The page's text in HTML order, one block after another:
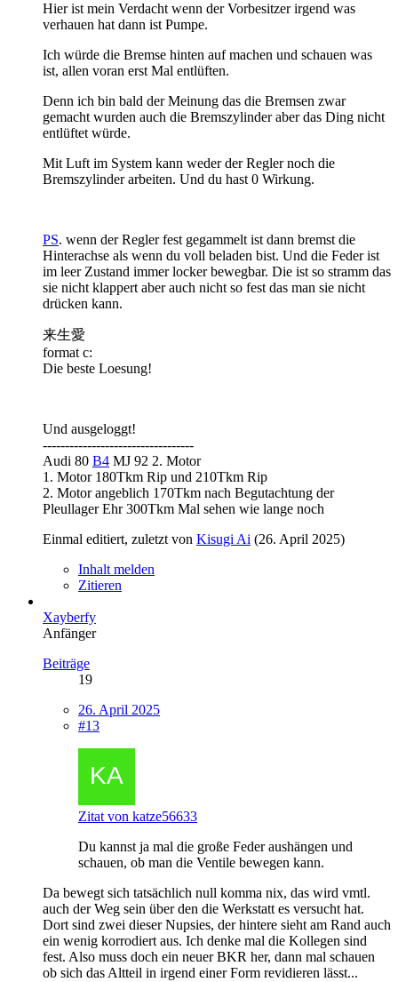
Hier ist mein Verdacht wenn der Vorbesitzer irgend was
verhauen hat dann ist Pumpe.
Ich würde die Bremse hinten auf machen und schauen was
ist, allen voran erst Mal entlüften.
Denn ich bin bald der Meinung das die Bremsen zwar
gemacht wurden auch die Bremszylinder aber das Ding nicht
entlüftet würde.
Mit Luft im System kann weder der Regler noch die
Bremszylinder arbeiten. Und du hast 0 Wirkung.
PS. wenn der Regler fest gegammelt ist dann bremst die
Hinterachse als wenn du voll beladen bist. Und die Feder ist
im leer Zustand immer locker bewegbar. Die ist so stramm das
sie nicht klappert aber auch nicht so fest das man sie nicht
drücken kann.
来生愛
format c:
Die beste Loesung!
Und ausgeloggt!
----------------------------------
Audi 80 B4 MJ 92 2. Motor
1. Motor 180Tkm Rip und 210Tkm Rip
2. Motor angeblich 170Tkm nach Begutachtung der
Pleullager Ehr 300Tkm Mal sehen wie lange noch
Einmal editiert, zuletzt von Kisugi Ai (26. April 2025)
Inhalt melden
Zitieren
Xayberfy
Anfänger
Beiträge
19
26. April 2025
#13
Zitat von katze56633
Du kannst ja mal die große Feder aushängen und
schauen, ob man die Ventile bewegen kann.
Da bewegt sich tatsächlich null komma nix, das wird vmtl.
auch der Weg sein über den die Werkstatt es versucht hat.
Dort sind zwei dieser Nupsies, der hintere sieht am Rand auch
ein wenig korrodiert aus. Ich denke mal die Kollegen sind
fest. Also muss doch ein neuer BKR her, dann mal schauen
ob sich das Altteil in irgend einer Form revidieren lässt...